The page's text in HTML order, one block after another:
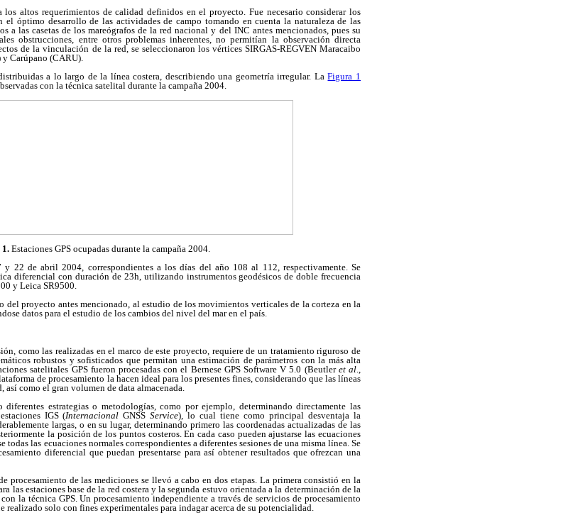
altos requerimientos de calidad definidos en el proyecto. Fue necesario considerar los
el óptimo desarrollo de las actividades de campo tomando en cuenta la naturaleza de las
a las casetas de los mareógrafos de la red nacional y del INC antes mencionados, pues su
obstrucciones, entre otros problemas inherentes, no permitían la observación directa
de la vinculación de la red, se seleccionaron los vértices SIRGAS-REGVEN Maracaibo
Carúpano (CARU).
a lo largo de la línea costera, describiendo una geometría irregular. LaFigura 1
con la técnica satelital durante la campaña 2004.
Estaciones GPS ocupadas durante la campaña 2004.
22 de abril 2004, correspondientes a los días del año 108 al 112, respectivamente. Se
diferencial con duración de 23h, utilizando instrumentos geodésicos de doble frecuencia
y Leica SR9500.
del proyecto antes mencionado, al estudio de los movimientos verticales de la corteza en la
datos para el estudio de los cambios del nivel del mar en el país.
como las realizadas en el marco de este proyecto, requiere de un tratamiento riguroso de
robustos y sofisticados que permitan una estimación de parámetros con la más alta
satelitales GPS fueron procesadas con el Bernese GPS Software V 5.0 (Beutler et al
de procesamiento la hacen ideal para los presentes fines, considerando que las líneas
como el gran volumen de data almacenada.
diferentes estrategias o metodologías, como por ejemplo, determinando directamente las
IGS (InternacionalGNSSService), lo cual tiene como principal desventaja la
largas, o en su lugar, determinando primero las coordenadas actualizadas de las
la posición de los puntos costeros. En cada caso pueden ajustarse las ecuaciones
todas las ecuaciones normales correspondientes a diferentes sesiones de una misma línea. Se
diferencial que puedan presentarse para así obtener resultados que ofrezcan una
procesamiento de las mediciones se llevó a cabo en dos etapas. La primera consistió en la
las estaciones base de la red costera y la segunda estuvo orientada a la determinación de la
la técnica GPS. Un procesamiento independiente a través de servicios de procesamiento
solo con fines experimentales para indagar acerca de su potencialidad.